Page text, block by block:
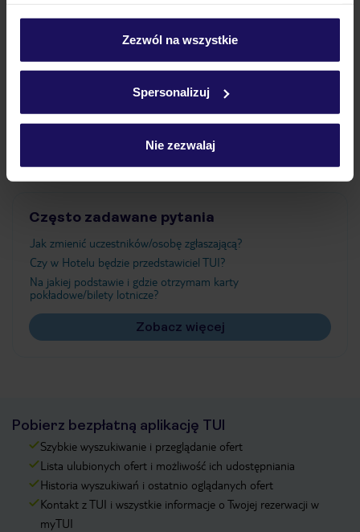
personalizować swój wybór wchodząc w zakładkę
Szczegółowe informacje o plikach cookie znajdziesz
Zezwól na wszystkie
Spersonalizuj
Nie zezwalaj
Ważne informacje
Często zadawane pytania
Jak zmienić uczestników/osobę zgłaszającą?
Czy w Hotelu będzie przedstawiciel TUI?
Na jakiej podstawie i gdzie otrzymam karty
pokładowe/bilety lotnicze?
Zobacz więcej
Pobierz bezpłatną aplikację TUI
Szybkie wyszukiwanie i przeglądanie ofert
Lista ulubionych ofert i możliwość ich udostępniania
Historia wyszukiwań i ostatnio oglądanych ofert
Kontakt z TUI i wszystkie informacje o Twojej rezerwacji w
myTUI